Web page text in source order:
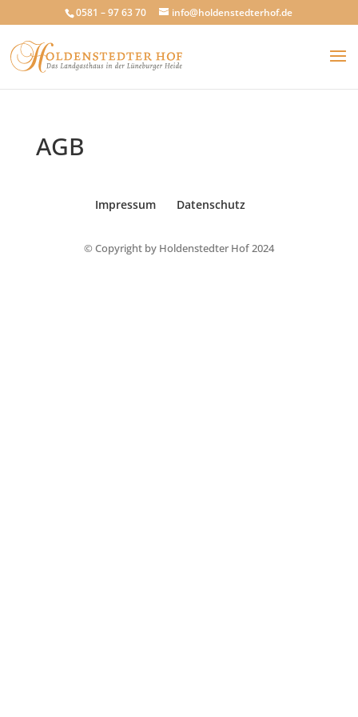
0581 – 97 63 70 info@holdenstedterhof.de
AGB
Impressum Datenschutz
© Copyright by Holdenstedter Hof 2024